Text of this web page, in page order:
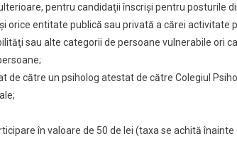
pentru candidaţii înscrişi pentru posturile
orice entitate publică sau privată a cărei activitate
sau alte categorii de persoane vulnerabile ori
de către un psiholog atestat de către Colegiul
în valoare de 50 de lei (taxa se achită